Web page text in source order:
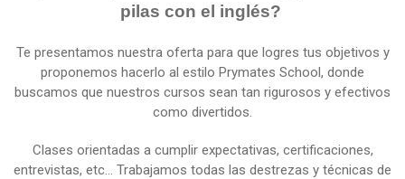
pilas con el inglés? ​
Te presentamos nuestra oferta para que logres tus objetivos y
proponemos hacerlo al estilo Prymates School, donde
buscamos que nuestros cursos sean tan rigurosos y efectivos
como divertidos.
Clases orientadas a cumplir expectativas, certificaciones,
entrevistas, etc… Trabajamos todas las destrezas y técnicas de